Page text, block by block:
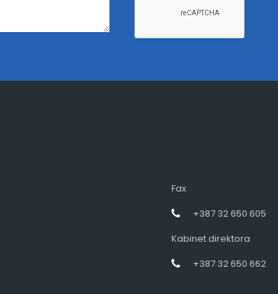
Fax
+387 32 650 605
Kabinet direktora
+387 32 650 662